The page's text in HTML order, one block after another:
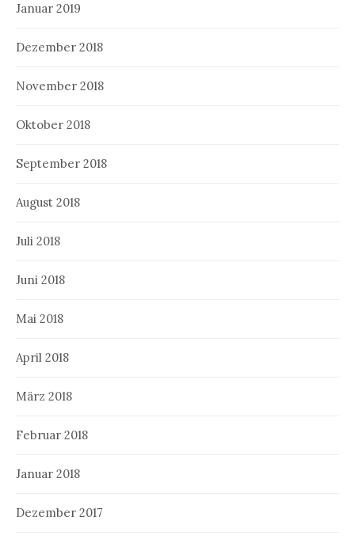
Januar 2019
Dezember 2018
November 2018
Oktober 2018
September 2018
August 2018
Juli 2018
Juni 2018
Mai 2018
April 2018
März 2018
Februar 2018
Januar 2018
Dezember 2017